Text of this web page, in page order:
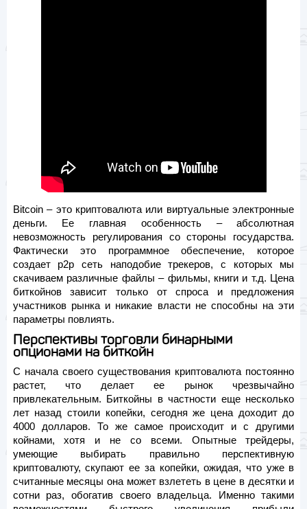
Bitcoin – это криптовалюта или виртуальные электронные
деньги. Ее главная особенность – абсолютная
невозможность регулирования со стороны государства.
Фактически это программное обеспечение, которое
создает p2p сеть наподобие трекеров, с которых мы
скачиваем различные файлы – фильмы, книги и т.д. Цена
биткойнов зависит только от спроса и предложения
участников рынка и никакие власти не способны на эти
параметры повлиять.
Перспективы торговли бинарными
опционами на биткойн
С начала своего существования криптовалюта постоянно
растет, что делает ее рынок чрезвычайно
привлекательным. Биткойны в частности еще несколько
лет назад стоили копейки, сегодня же цена доходит до
4000 долларов. То же самое происходит и с другими
койнами, хотя и не со всеми. Опытные трейдеры,
умеющие выбирать правильно перспективную
криптовалюту, скупают ее за копейки, ожидая, что уже в
считанные месяцы она может взлететь в цене в десятки и
сотни раз, обогатив своего владельца. Именно такими